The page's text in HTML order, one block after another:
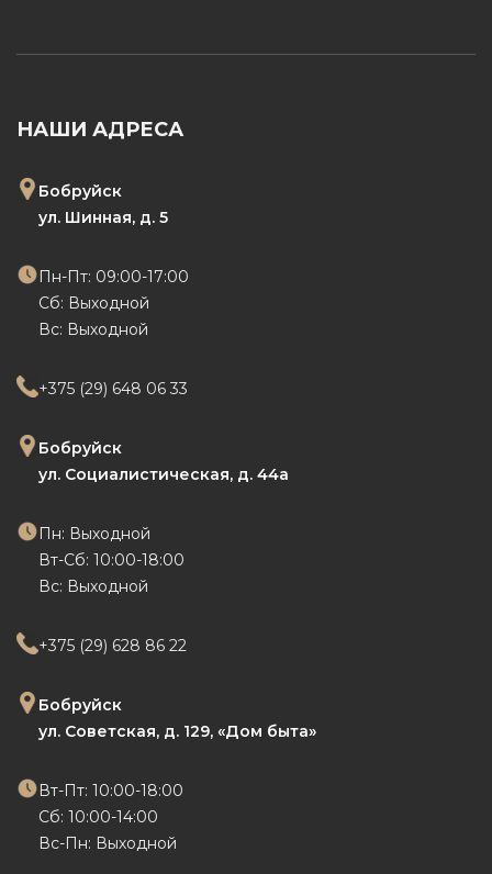
НАШИ АДРЕСА
Бобруйск
ул. Шинная, д. 5
Пн-Пт: 09:00-17:00
Сб: Выходной
Вс: Выходной
+375 (29) 648 06 33
Бобруйск
ул. Социалистическая, д. 44а
Пн: Выходной
Вт-Сб: 10:00-18:00
Вс: Выходной
+375 (29) 628 86 22
Бобруйск
ул. Советская, д. 129, «Дом быта»
Вт-Пт: 10:00-18:00
Сб: 10:00-14:00
Вс-Пн: Выходной